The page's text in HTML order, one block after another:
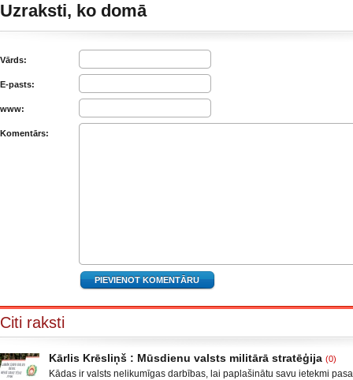
Uzraksti, ko domā
Vārds:
E-pasts:
www:
Komentārs:
Citi raksti
Kārlis Krēsliņš : Mūsdienu valsts militārā stratēģija (0)
Kādas ir valsts nelikumīgas darbības, lai paplašinātu savu ietekmi